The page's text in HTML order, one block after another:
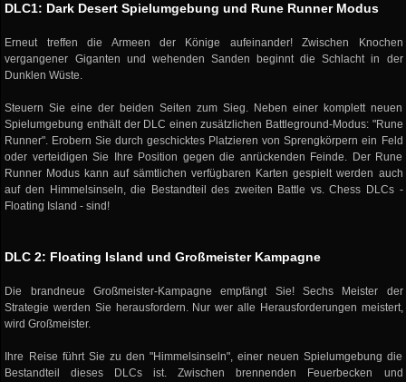
DLC1: Dark Desert Spielumgebung und Rune Runner Modus
Erneut treffen die Armeen der Könige aufeinander! Zwischen Knochen
vergangener Giganten und wehenden Sanden beginnt die Schlacht in der
Dunklen Wüste.
Steuern Sie eine der beiden Seiten zum Sieg. Neben einer komplett neuen
Spielumgebung enthält der DLC einen zusätzlichen Battleground-Modus: "Rune
Runner". Erobern Sie durch geschicktes Platzieren von Sprengkörpern ein Feld
oder verteidigen Sie Ihre Position gegen die anrückenden Feinde. Der Rune
Runner Modus kann auf sämtlichen verfügbaren Karten gespielt werden auch
auf den Himmelsinseln, die Bestandteil des zweiten Battle vs. Chess DLCs -
Floating Island - sind!
DLC 2: Floating Island und Großmeister Kampagne
Die brandneue Großmeister-Kampagne empfängt Sie! Sechs Meister der
Strategie werden Sie herausfordern. Nur wer alle Herausforderungen meistert,
wird Großmeister.
Ihre Reise führt Sie zu den "Himmelsinseln", einer neuen Spielumgebung die
Bestandteil dieses DLCs ist. Zwischen brennenden Feuerbecken und